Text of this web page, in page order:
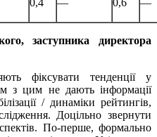
заступника директора
фіксувати тенденції у
з цим не дають інформації
/ динаміки рейтингів,
Доцільно звернути
По-перше, формально